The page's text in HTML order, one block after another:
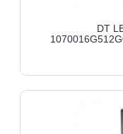
DT